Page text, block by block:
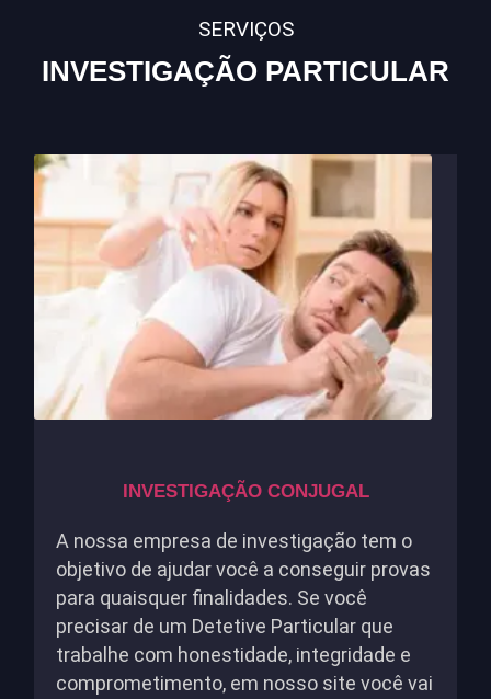
SERVIÇOS
INVESTIGAÇÃO PARTICULAR
INVESTIGAÇÃO CONJUGAL
A nossa empresa de investigação tem o
objetivo de ajudar você a conseguir provas
para quaisquer finalidades. Se você
precisar de um Detetive Particular que
trabalhe com honestidade, integridade e
comprometimento, em nosso site você vai